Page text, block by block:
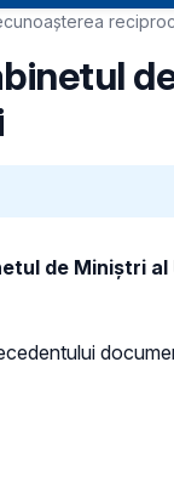
de Miniștri